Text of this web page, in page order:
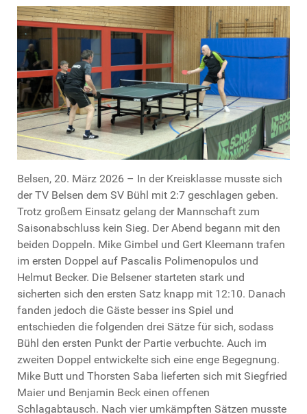
Belsen, 20. März 2026 – In der Kreisklasse musste sich
der TV Belsen dem SV Bühl mit 2:7 geschlagen geben.
Trotz großem Einsatz gelang der Mannschaft zum
Saisonabschluss kein Sieg. Der Abend begann mit den
beiden Doppeln. Mike Gimbel und Gert Kleemann trafen
im ersten Doppel auf Pascalis Polimenopulos und
Helmut Becker. Die Belsener starteten stark und
sicherten sich den ersten Satz knapp mit 12:10. Danach
fanden jedoch die Gäste besser ins Spiel und
entschieden die folgenden drei Sätze für sich, sodass
Bühl den ersten Punkt der Partie verbuchte. Auch im
zweiten Doppel entwickelte sich eine enge Begegnung.
Mike Butt und Thorsten Saba lieferten sich mit Siegfried
Maier und Benjamin Beck einen offenen
Schlagabtausch. Nach vier umkämpften Sätzen musste